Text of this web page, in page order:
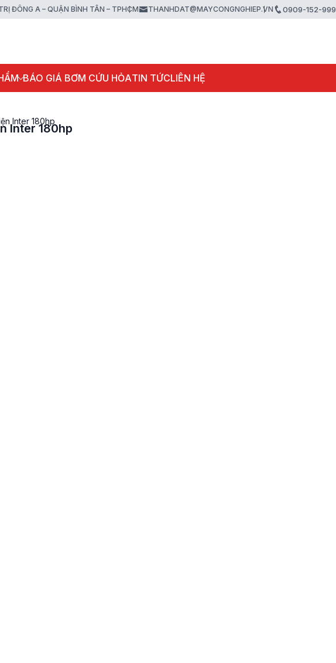
ĐÔNG A – QUẬN BÌNH TÂN – TPHCM THANHDAT@MAYCONGNGHIEP.VN 0909-152-999
BÁO GIÁ BƠM CỨU HỎATIN TỨCLIÊN HỆ
Inter 180hp
Inter 180hp